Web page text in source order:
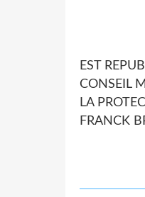
EST
CONSEIL
LA
FRANCK